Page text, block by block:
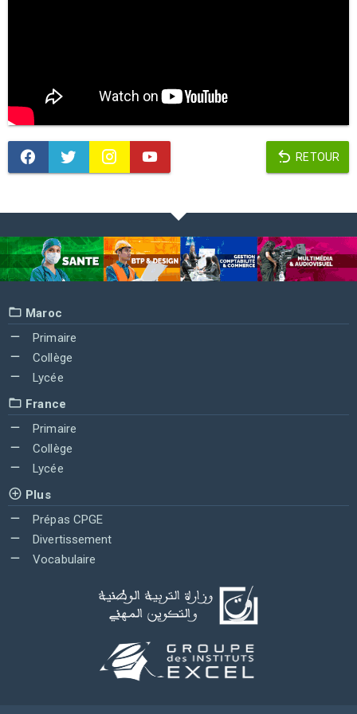
RETOUR
Maroc
Primaire
Collège
Lycée
France
Primaire
Collège
Lycée
Plus
Prépas CPGE
Divertissement
Vocabulaire